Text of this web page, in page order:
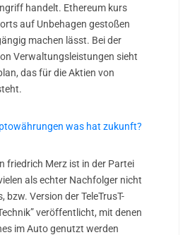
handelt. Ethereum kurs
auf Unbehagen gestoßen
machen lässt. Bei der
Verwaltungsleistungen sieht
das für die Aktien von
was hat zukunft?
friedrich Merz ist in der Partei
als echter Nachfolger nicht
bzw. Version der TeleTrusT-
veröffentlicht, mit denen
im Auto genutzt werden